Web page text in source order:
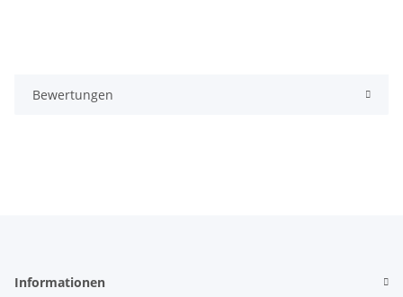
Bewertungen
Informationen